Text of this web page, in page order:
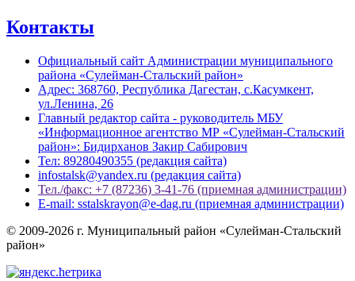
Контакты
Официальный сайт Администрации муниципального
района «Сулейман-Стальский район»
Адрес: 368760, Республика Дагестан, с.Касумкент,
ул.Ленина, 26
Главный редактор сайта - руководитель МБУ
«Информационное агентство МР «Сулейман-Стальский
район»: Бидирханов Закир Сабирович
Тел: 89280490355 (редакция сайта)
infostalsk@yandex.ru (редакция сайта)
Тел./факс: +7 (87236) 3-41-76 (приемная администрации)
E-mail: sstalskrayon@e-dag.ru (приемная администрации)
© 2009-2026 г. Муниципальный район «Сулейман-Стальский
район»